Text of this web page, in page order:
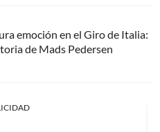
emoción en el Giro de Italia:
de Mads Pedersen